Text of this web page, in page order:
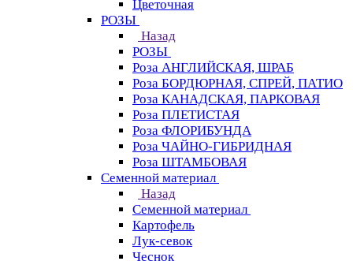
Цветочная
РОЗЫ
Назад
РОЗЫ
Роза АНГЛИЙСКАЯ, ШРАБ
Роза БОРДЮРНАЯ, СПРЕЙ, ПАТИО
Роза КАНАДСКАЯ, ПАРКОВАЯ
Роза ПЛЕТИСТАЯ
Роза ФЛОРИБУНДА
Роза ЧАЙНО-ГИБРИДНАЯ
Роза ШТАМБОВАЯ
Семенной материал
Назад
Семенной материал
Картофель
Лук-севок
Чеснок